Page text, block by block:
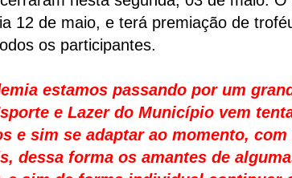
12 de maio, e terá premiação de
os participantes.
estamos passando por um
e Lazer do Município vem
e sim se adaptar ao momento,
dessa forma os amantes de